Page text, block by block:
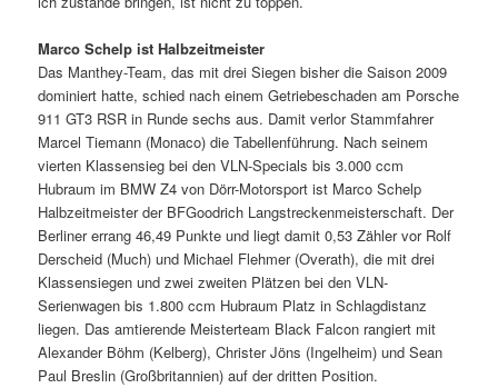
Marco Schelp ist Halbzeitmeister
Das Manthey-Team, das mit drei Siegen bisher die Saison 2009
dominiert hatte, schied nach einem Getriebeschaden am Porsche
911 GT3 RSR in Runde sechs aus. Damit verlor Stammfahrer
Marcel Tiemann (Monaco) die Tabellenführung. Nach seinem
vierten Klassensieg bei den VLN-Specials bis 3.000 ccm
Hubraum im BMW Z4 von Dörr-Motorsport ist Marco Schelp
Halbzeitmeister der BFGoodrich Langstreckenmeisterschaft. Der
Berliner errang 46,49 Punkte und liegt damit 0,53 Zähler vor Rolf
Derscheid (Much) und Michael Flehmer (Overath), die mit drei
Klassensiegen und zwei zweiten Plätzen bei den VLN-
Serienwagen bis 1.800 ccm Hubraum Platz in Schlagdistanz
liegen. Das amtierende Meisterteam Black Falcon rangiert mit
Alexander Böhm (Kelberg), Christer Jöns (Ingelheim) und Sean
Paul Breslin (Großbritannien) auf der dritten Position.